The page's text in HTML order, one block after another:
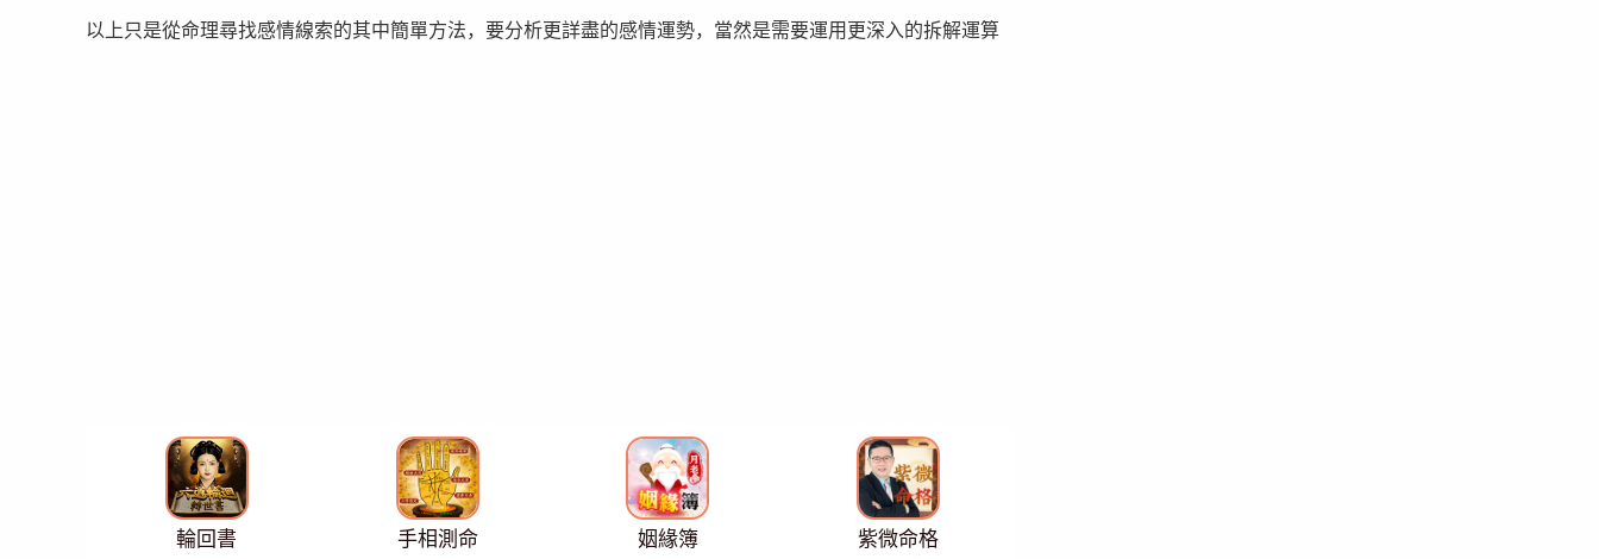
以上只是從命理尋找感情線索的其中簡單方法，要分析更詳盡的感情運勢，當然是需要運用更深入的拆解運算
輪回書 手相測命 姻緣簿 紫微命格